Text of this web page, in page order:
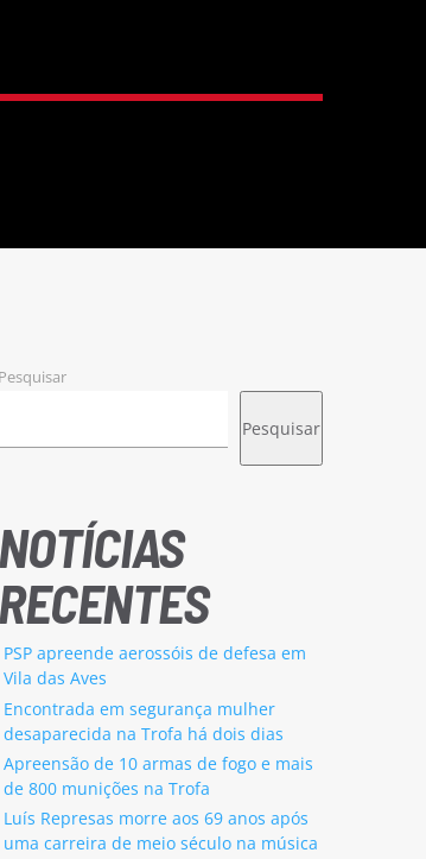
Pesquisar
Pesquisar
NOTÍCIAS
RECENTES
PSP apreende aerossóis de defesa em
Vila das Aves
Encontrada em segurança mulher
desaparecida na Trofa há dois dias
Apreensão de 10 armas de fogo e mais
de 800 munições na Trofa
Luís Represas morre aos 69 anos após
uma carreira de meio século na música